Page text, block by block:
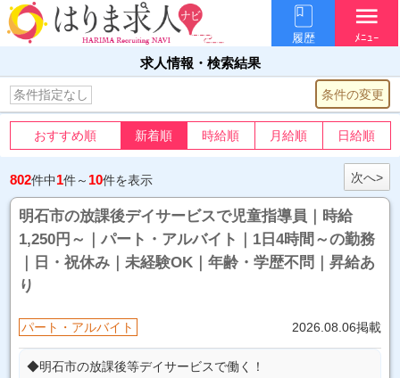
履歴
menu
ﾒﾆｭｰ
求人情報・検索結果
条件の変更
条件指定なし
おすすめ順 新着順 時給順 月給順 日給順
802件中1件～ 10件を表示 次へ>
明石市の放課後デイサービスで児童指導員｜時給
1,250円～｜パート・アルバイト｜1日4時間～の勤務
｜日・祝休み｜未経験OK｜年齢・学歴不問｜昇給あ
り
パート・アルバイト 2026.08.06掲載
◆明石市の放課後等デイサービスで働く！